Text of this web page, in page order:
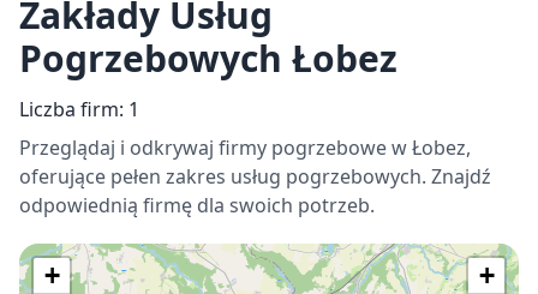
Zakłady Usług
Pogrzebowych Łobez
Liczba firm: 1
Przeglądaj i odkrywaj firmy pogrzebowe w Łobez,
oferujące pełen zakres usług pogrzebowych. Znajdź
odpowiednią firmę dla swoich potrzeb.
+
+